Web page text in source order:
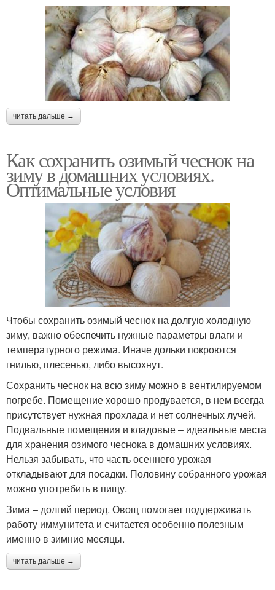
читать дальше →
Как сохранить озимый чеснок на
зиму в домашних условиях.
Оптимальные условия
Чтобы сохранить озимый чеснок на долгую холодную
зиму, важно обеспечить нужные параметры влаги и
температурного режима. Иначе дольки покроются
гнилью, плесенью, либо высохнут.
Сохранить чеснок на всю зиму можно в вентилируемом
погребе. Помещение хорошо продувается, в нем всегда
присутствует нужная прохлада и нет солнечных лучей.
Подвальные помещения и кладовые – идеальные места
для хранения озимого чеснока в домашних условиях.
Нельзя забывать, что часть осеннего урожая
откладывают для посадки. Половину собранного урожая
можно употребить в пищу.
Зима – долгий период. Овощ помогает поддерживать
работу иммунитета и считается особенно полезным
именно в зимние месяцы.
читать дальше →